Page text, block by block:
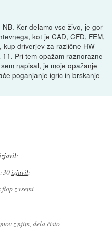
Ker delamo vse živo, je gor
kot je CAD, CFD, FEM,
kup driverjev za različne HW
Pri tem opažam raznorazne
napisal, je moje opažanje
poganjanje igric in brskanje
:
izjavil:
z vsemi
z njim, dela čisto